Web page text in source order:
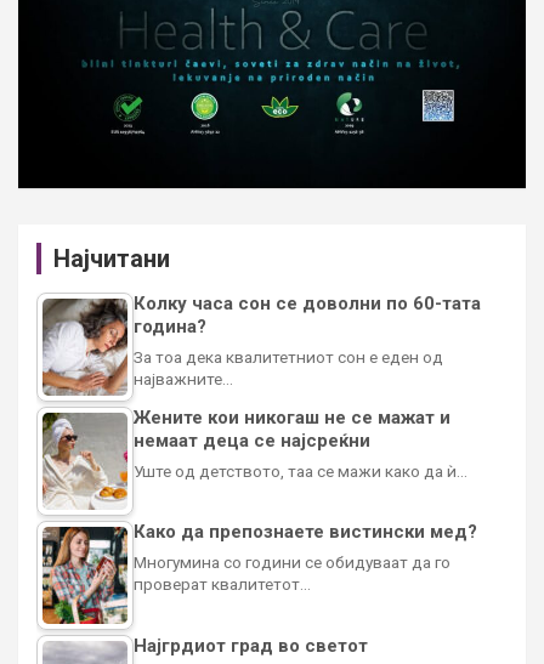
Најчитани
Колку часа сон се доволни по 60-тата
година?
За тоа дека квалитетниот сон е еден од
најважните…
Жените кои никогаш не се мажат и
немаат деца се најсреќни
Уште од детството, таа се мажи како да ѝ…
Како да препознаете вистински мед?
Многумина со години се обидуваат да го
проверат квалитетот…
Најгрдиот град во светот